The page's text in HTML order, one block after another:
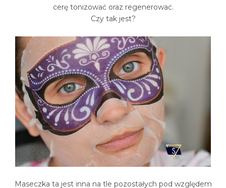
cerę tonizować oraz regenerować.
Czy tak jest?
Maseczka ta jest inna na tle pozostałych pod względem